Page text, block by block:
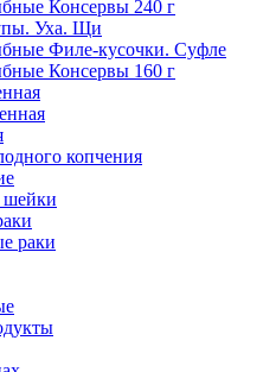
Консервы 240 г
Уха. Щи
Филе-кусочки. Суфле
Консервы 160 г
копчения
шейки
раки